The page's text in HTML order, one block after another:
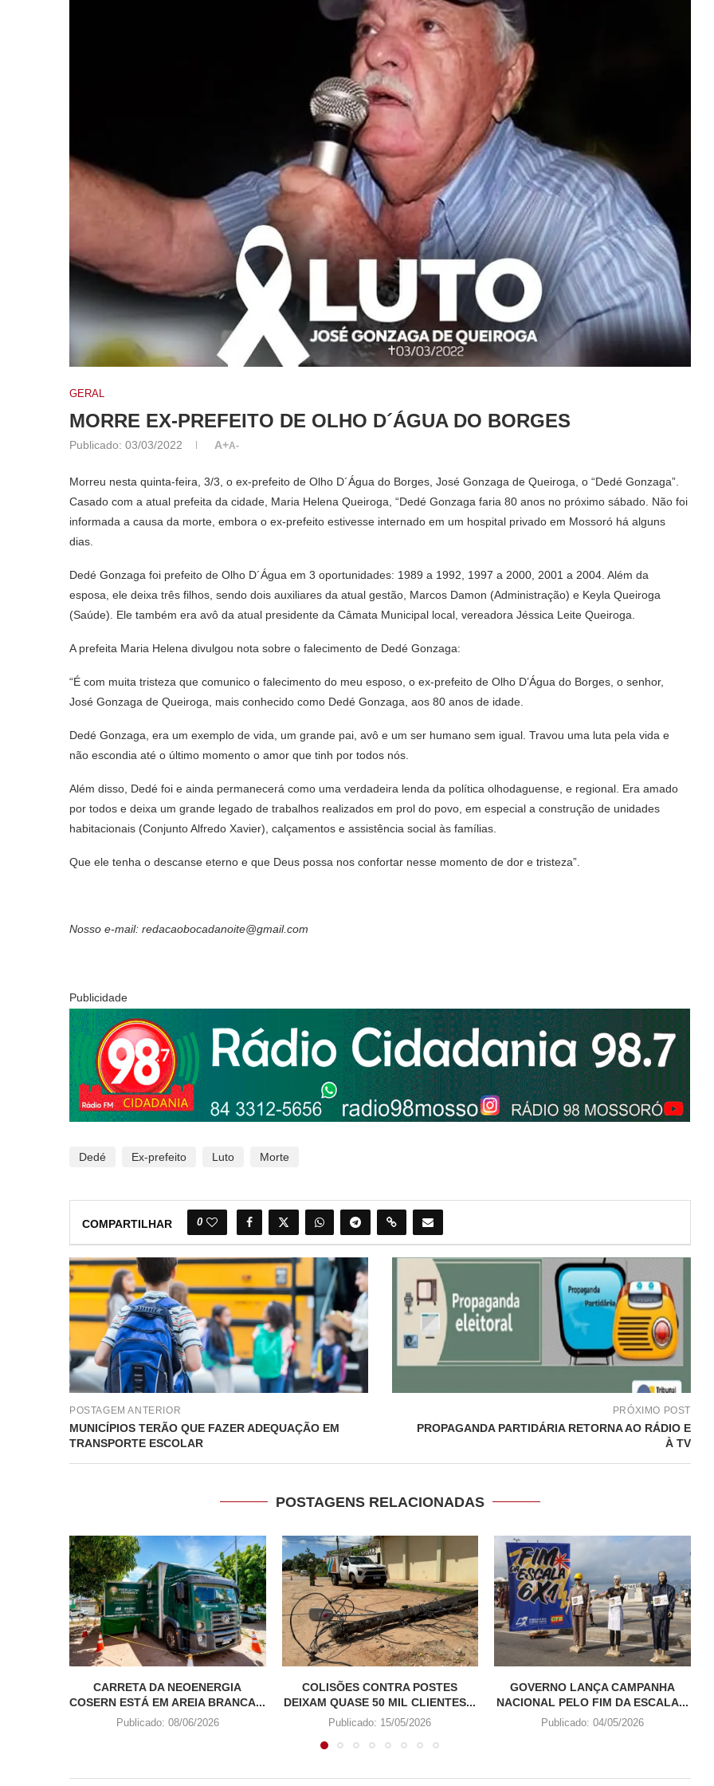
GERAL
MORRE EX-PREFEITO DE OLHO D´ÁGUA DO BORGES
Publicado: 03/03/2022 A+A-
Morreu nesta quinta-feira, 3/3, o ex-prefeito de Olho D´Água do Borges, José Gonzaga de Queiroga, o “Dedé Gonzaga”.
Casado com a atual prefeita da cidade, Maria Helena Queiroga, “Dedé Gonzaga faria 80 anos no próximo sábado. Não foi
informada a causa da morte, embora o ex-prefeito estivesse internado em um hospital privado em Mossoró há alguns
dias.
Dedé Gonzaga foi prefeito de Olho D´Água em 3 oportunidades: 1989 a 1992, 1997 a 2000, 2001 a 2004. Além da
esposa, ele deixa três filhos, sendo dois auxiliares da atual gestão, Marcos Damon (Administração) e Keyla Queiroga
(Saúde). Ele também era avô da atual presidente da Câmata Municipal local, vereadora Jéssica Leite Queiroga.
A prefeita Maria Helena divulgou nota sobre o falecimento de Dedé Gonzaga:
“É com muita tristeza que comunico o falecimento do meu esposo, o ex-prefeito de Olho D’Água do Borges, o senhor,
José Gonzaga de Queiroga, mais conhecido como Dedé Gonzaga, aos 80 anos de idade.
Dedé Gonzaga, era um exemplo de vida, um grande pai, avô e um ser humano sem igual. Travou uma luta pela vida e
não escondia até o último momento o amor que tinh por todos nós.
Além disso, Dedé foi e ainda permanecerá como uma verdadeira lenda da política olhodaguense, e regional. Era amado
por todos e deixa um grande legado de trabalhos realizados em prol do povo, em especial a construção de unidades
habitacionais (Conjunto Alfredo Xavier), calçamentos e assistência social às famílias.
Que ele tenha o descanse eterno e que Deus possa nos confortar nesse momento de dor e tristeza”.
Nosso e-mail: redacaobocadanoite@gmail.com
Publicidade
Dedé Ex-prefeito Luto Morte
COMPARTILHAR 0
POSTAGEM ANTERIOR
MUNICÍPIOS TERÃO QUE FAZER ADEQUAÇÃO EM
TRANSPORTE ESCOLAR
PRÓXIMO POST
PROPAGANDA PARTIDÁRIA RETORNA AO RÁDIO E
À TV
POSTAGENS RELACIONADAS
CARRETA DA NEOENERGIA
COSERN ESTÁ EM AREIA BRANCA...
Publicado: 08/06/2026
COLISÕES CONTRA POSTES
DEIXAM QUASE 50 MIL CLIENTES...
Publicado: 15/05/2026
GOVERNO LANÇA CAMPANHA
NACIONAL PELO FIM DA ESCALA...
Publicado: 04/05/2026